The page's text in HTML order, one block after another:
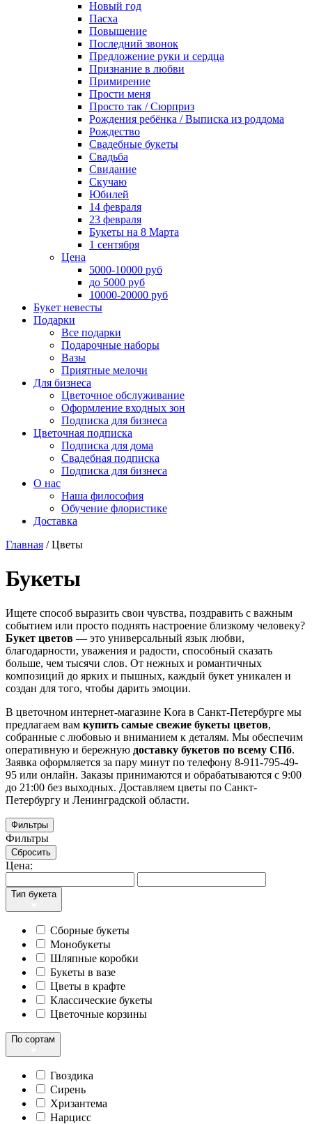
Новый год
Пасха
Повышение
Последний звонок
Предложение руки и сердца
Признание в любви
Примирение
Прости меня
Просто так / Сюрприз
Рождения ребёнка / Выписка из роддома
Рождество
Свадебные букеты
Свадьба
Свидание
Скучаю
Юбилей
14 февраля
23 февраля
Букеты на 8 Марта
1 сентября
Цена
5000-10000 руб
до 5000 руб
10000-20000 руб
Букет невесты
Подарки
Все подарки
Подарочные наборы
Вазы
Приятные мелочи
Для бизнеса
Цветочное обслуживание
Оформление входных зон
Подписка для бизнеса
Цветочная подписка
Подписка для дома
Свадебная подписка
Подписка для бизнеса
О нас
Наша философия
Обучение флористике
Доставка
Главная /Цветы
Букеты
Ищете способ выразить свои чувства, поздравить с важным
событием или просто поднять настроение близкому человеку?
Букет цветов — это универсальный язык любви,
благодарности, уважения и радости, способный сказать
больше, чем тысячи слов. От нежных и романтичных
композиций до ярких и пышных, каждый букет уникален и
создан для того, чтобы дарить эмоции.
В цветочном интернет-магазине Kora в Санкт-Петербурге мы
предлагаем вам купить самые свежие букеты цветов,
собранные с любовью и вниманием к деталям. Мы обеспечим
оперативную и бережную доставку букетов по всему СПб.
Заявка оформляется за пару минут по телефону 8-911-795-49-
95 или онлайн. Заказы принимаются и обрабатываются с 9:00
до 21:00 без выходных. Доставляем цветы по Санкт-
Петербургу и Ленинградской области.
Фильтры
Фильтры
Сбросить
Цена:
Тип букета
Сборные букеты
Монобукеты
Шляпные коробки
Букеты в вазе
Цветы в крафте
Классические букеты
Цветочные корзины
По сортам
Гвоздика
Сирень
Хризантема
Нарцисс